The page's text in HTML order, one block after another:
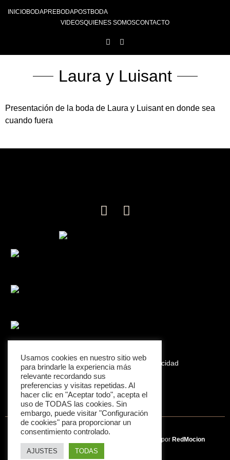
INICIOBODAPREBODAPOSTBODA
VIDEOSQUIENES SOMOSCONTACTO
Laura y Luisant
Presentación de la boda de Laura y Luisant en donde sea
cuando fuera
Aviso Legal Política de privacidad
Política de Cookies
©2024 PhotoStudio4 | Sitio alojado y mantenido por RedMocion
Usamos cookies en nuestro sitio web
para brindarle la experiencia más
relevante recordando sus
preferencias y visitas repetidas. Al
hacer clic en "Aceptar todo", acepta el
uso de TODAS las cookies. Sin
embargo, puede visitar "Configuración
de cookies" para proporcionar un
consentimiento controlado.
AJUSTES TODAS